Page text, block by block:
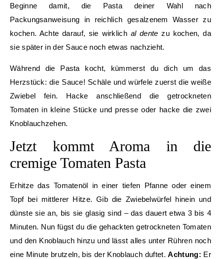
Beginne damit, die Pasta deiner Wahl nach
Packungsanweisung in reichlich gesalzenem Wasser zu
kochen. Achte darauf, sie wirklich al dente zu kochen, da
sie später in der Sauce noch etwas nachzieht.
Während die Pasta kocht, kümmerst du dich um das
Herzstück: die Sauce! Schäle und würfele zuerst die weiße
Zwiebel fein. Hacke anschließend die getrockneten
Tomaten in kleine Stücke und presse oder hacke die zwei
Knoblauchzehen.
Jetzt kommt Aroma in die
cremige Tomaten Pasta
Erhitze das Tomatenöl in einer tiefen Pfanne oder einem
Topf bei mittlerer Hitze. Gib die Zwiebelwürfel hinein und
dünste sie an, bis sie glasig sind – das dauert etwa 3 bis 4
Minuten. Nun fügst du die gehackten getrockneten Tomaten
und den Knoblauch hinzu und lässt alles unter Rühren noch
eine Minute brutzeln, bis der Knoblauch duftet.Achtung: Er